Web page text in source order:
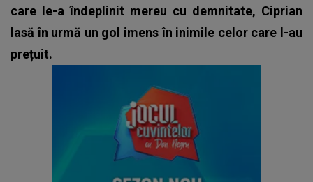
care le-a îndeplinit mereu cu demnitate, Ciprian
lasă în urmă un gol imens în inimile celor care l-au
prețuit.